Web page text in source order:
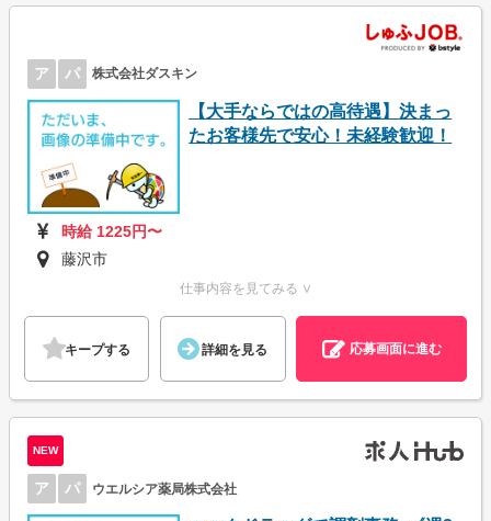
ア パ 株式会社ダスキン
【大手ならではの高待遇】決まっ
たお客様先で安心！未経験歓迎！
時給 1225円〜
藤沢市
仕事内容を見てみる ∨
キープする 詳細を見る 応募画面に進む
NEW
ア パ ウエルシア薬局株式会社